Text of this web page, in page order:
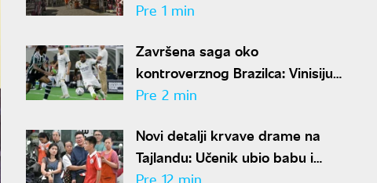
se na samo 30 minuta nalazi
Pre 1 min
Završena saga oko
kontroverznog Brazilca: Vinisijus
Žunior još šest godina u Realu
Pre 2 min
Novi detalji krvave drame na
Tajlandu: Učenik ubio babu i
dedu pre pucnjave u školi,
Pre 12 min